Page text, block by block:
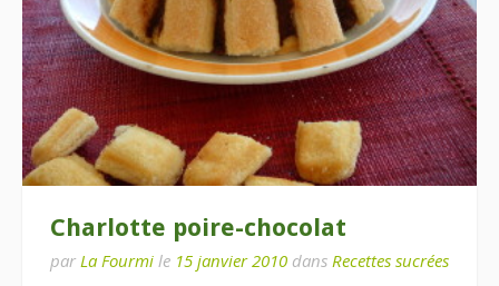
Charlotte poire-chocolat
par La Fourmi le 15 janvier 2010 dans Recettes sucrées